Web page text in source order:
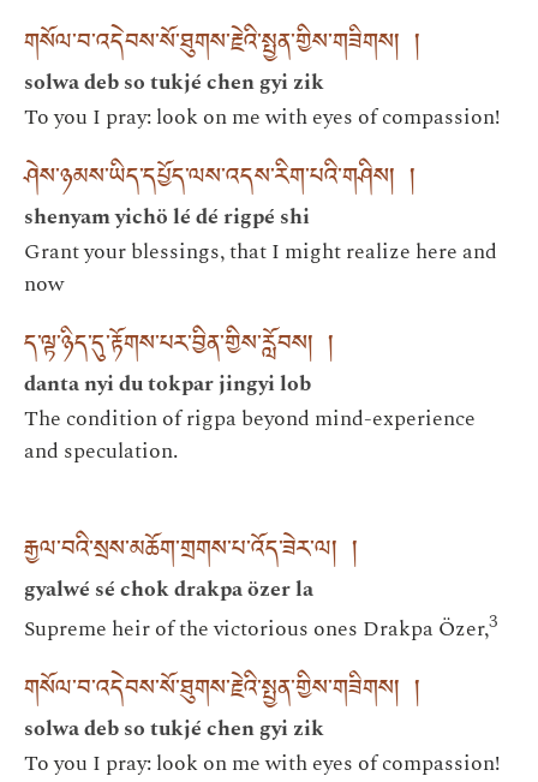
གསོལ་བ་འདེབས་སོ་ཐུགས་རྗེའི་སྤྱན་གྱིས་གཟིགས། །
solwa deb so tukjé chen gyi zik
To you I pray: look on me with eyes of compassion!
ཤེས་ཉམས་ཡིད་དཔྱོད་ལས་འདས་རིག་པའི་གཤིས། །
shenyam yichö lé dé rigpé shi
Grant your blessings, that I might realize here and
now
ད་ལྟ་ཉིད་དུ་རྟོགས་པར་བྱིན་གྱིས་རློབས། །
danta nyi du tokpar jingyi lob
The condition of rigpa beyond mind-experience
and speculation.
རྒྱལ་བའི་སྲས་མཆོག་གྲགས་པ་འོད་ཟེར་ལ། །
gyalwé sé chok drakpa özer la
Supreme heir of the victorious ones Drakpa Özer,3
གསོལ་བ་འདེབས་སོ་ཐུགས་རྗེའི་སྤྱན་གྱིས་གཟིགས། །
solwa deb so tukjé chen gyi zik
To you I pray: look on me with eyes of compassion!